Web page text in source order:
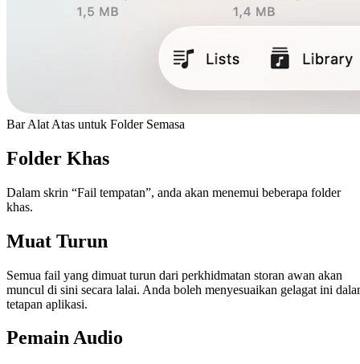
Bar Alat Atas untuk Folder Semasa
Folder Khas
Dalam skrin “Fail tempatan”, anda akan menemui beberapa folder
khas.
Muat Turun
Semua fail yang dimuat turun dari perkhidmatan storan awan akan
muncul di sini secara lalai. Anda boleh menyesuaikan gelagat ini
tetapan aplikasi.
Pemain Audio